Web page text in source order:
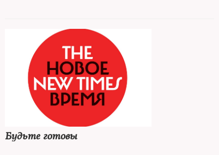
Будьте готовы